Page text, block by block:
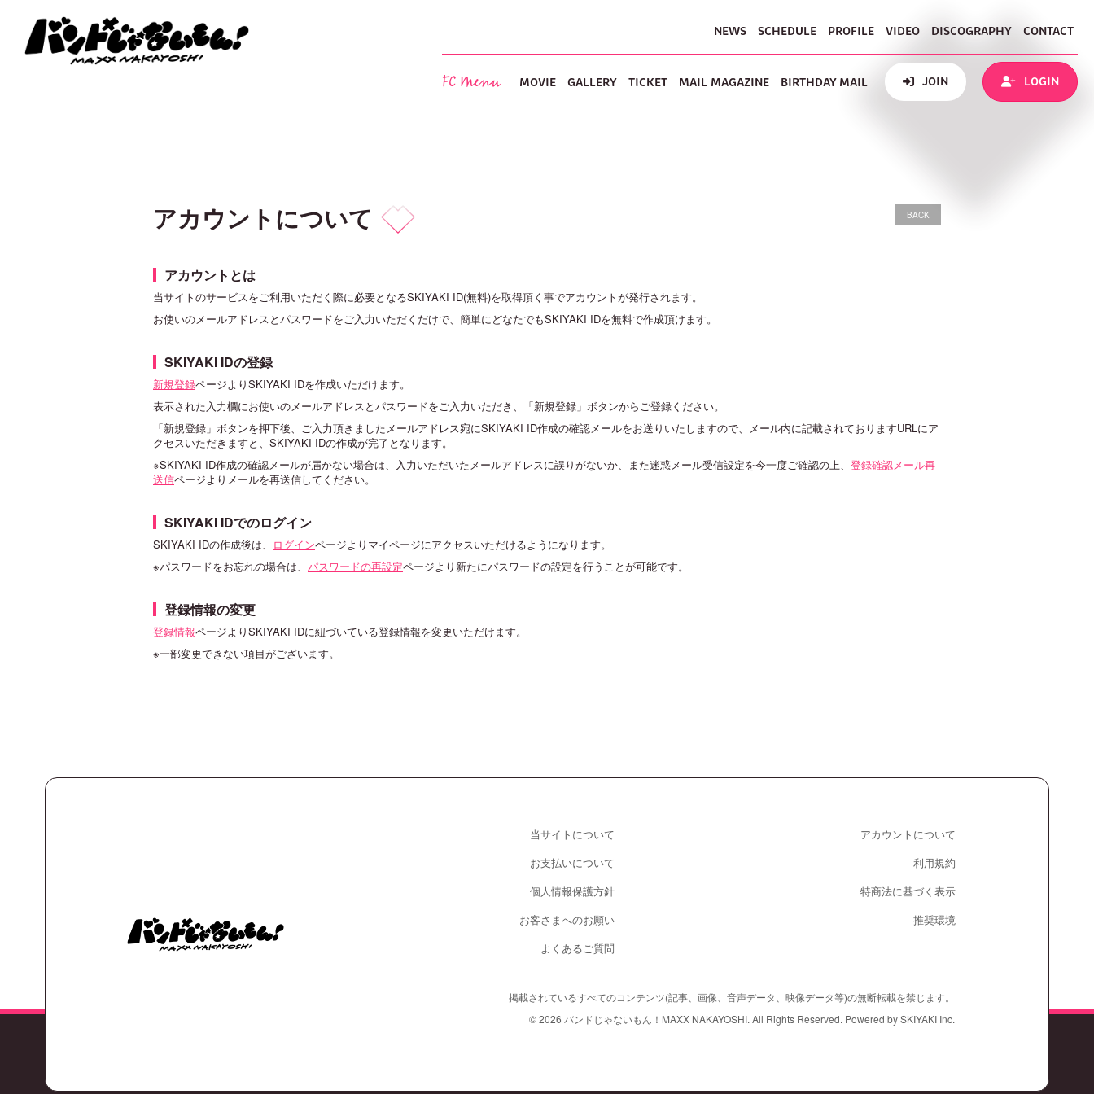
NEWS SCHEDULE PROFILE VIDEO DISCOGRAPHY CONTACT
FC Menu MOVIE GALLERY TICKET MAIL MAGAZINE BIRTHDAY MAIL JOIN LOGIN
アカウントについて BACK
アカウントとは
当サイトのサービスをご利用いただく際に必要となるSKIYAKI ID(無料)を取得頂く事でアカウントが発行されます。
お使いのメールアドレスとパスワードをご入力いただくだけで、簡単にどなたでもSKIYAKI IDを無料で作成頂けます。
SKIYAKI IDの登録
新規登録ページよりSKIYAKI IDを作成いただけます。
表示された入力欄にお使いのメールアドレスとパスワードをご入力いただき、「新規登録」ボタンからご登録ください。
「新規登録」ボタンを押下後、ご入力頂きましたメールアドレス宛にSKIYAKI ID作成の確認メールをお送りいたしますので、メール内に記載されておりますURLにア
クセスいただきますと、SKIYAKI IDの作成が完了となります。
※SKIYAKI ID作成の確認メールが届かない場合は、入力いただいたメールアドレスに誤りがないか、また迷惑メール受信設定を今一度ご確認の上、 登録確認メール再
送信ページよりメールを再送信してください。
SKIYAKI IDでのログイン
SKIYAKI IDの作成後は、 ログインページよりマイページにアクセスいただけるようになります。
※パスワードをお忘れの場合は、 パスワードの再設定ページより新たにパスワードの設定を行うことが可能です。
登録情報の変更
登録情報ページよりSKIYAKI IDに紐づいている登録情報を変更いただけます。
※一部変更できない項目がございます。
当サイトについて
アカウントについて
お支払いについて
利用規約
個人情報保護方針
特商法に基づく表示
お客さまへのお願い
推奨環境
よくあるご質問
掲載されているすべてのコンテンツ(記事、画像、音声データ、映像データ等)の無断転載を禁じます。
© 2026 バンドじゃないもん！MAXX NAKAYOSHI. All Rights Reserved. Powered bySKIYAKI Inc.